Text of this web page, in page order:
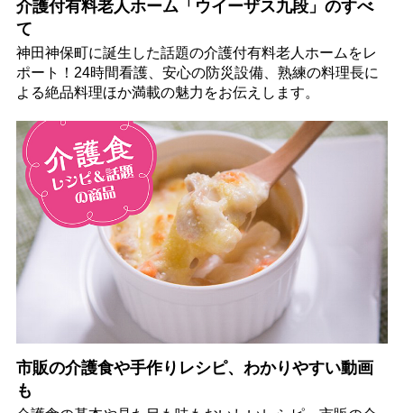
介護付有料老人ホーム「ウイーザス九段」のすべ
て
神田神保町に誕生した話題の介護付有料老人ホームをレ
ポート！24時間看護、安心の防災設備、熟練の料理長に
よる絶品料理ほか満載の魅力をお伝えします。
市販の介護食や手作りレシピ、わかりやすい動画
も